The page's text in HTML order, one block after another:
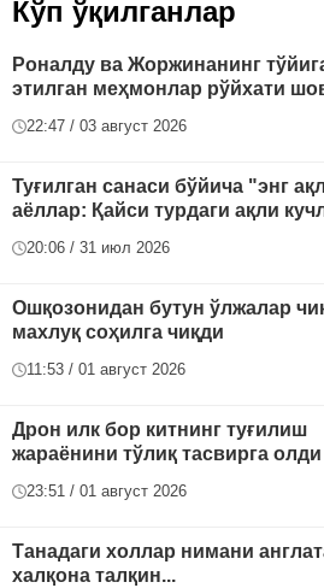
Кўп ўқилганлар
Роналду ва Жоржинанинг
этилган меҳмонлар рўйхати
22:47 / 03 август 2026
Туғилган санаси бўйича "энг
аёллар: Қайси турдаги ақли
20:06 / 31 июл 2026
Ошқозонидан бутун ўлжалар
махлуқ соҳилга чиқди
11:53 / 01 август 2026
Дрон илк бор китнинг туғилиш
жараёнини тўлиқ тасвирга олди
23:51 / 01 август 2026
Танадаги холлар нимани
халқона талқин...